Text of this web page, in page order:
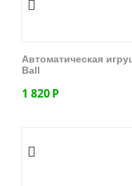
Автоматическая
Ball
1 820Р